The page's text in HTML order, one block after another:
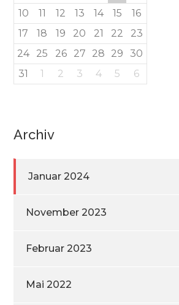
10
11 12 13 14 15
16
17
18 19 20 21 22
23
24
25 26 27 28 29
30
31
1 2 3 4 5 6
Archiv
Januar 2024
November 2023
Februar 2023
Mai 2022